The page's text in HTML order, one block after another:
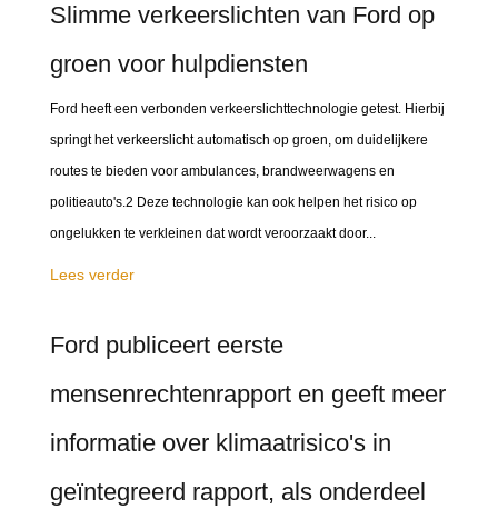
Slimme verkeerslichten van Ford op
groen voor hulpdiensten
Ford heeft een verbonden verkeerslichttechnologie getest. Hierbij
springt het verkeerslicht automatisch op groen, om duidelijkere
routes te bieden voor ambulances, brandweerwagens en
politieauto's.2 Deze technologie kan ook helpen het risico op
ongelukken te verkleinen dat wordt veroorzaakt door...
Lees verder
Ford publiceert eerste
mensenrechtenrapport en geeft meer
informatie over klimaatrisico's in
geïntegreerd rapport, als onderdeel